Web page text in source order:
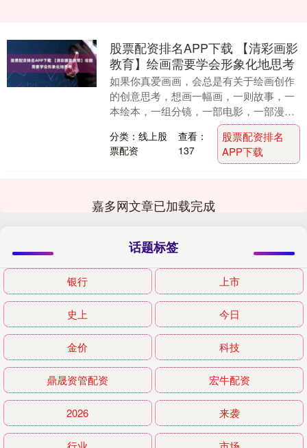
股票配资排名APP下载 【清彩画影
教育】绘画需要学会形象化地思考
如果你真爱画画，会总是有关于绘画创作
的创意思考，想画一幅画，一则故事，一
本绘本，一组分镜，一部电影，一部漫
画…… 绘画创作是一种视觉艺术，要求画
师用全新的眼光看....
分类：线上股
票配资
查看：
137
股票配资排名
APP下载
嘉多网文章已加载完成
话题标签
银行 上市
史上 今日
金价 科技
鼎晟资管配资 宏牛配资
2026 来袭